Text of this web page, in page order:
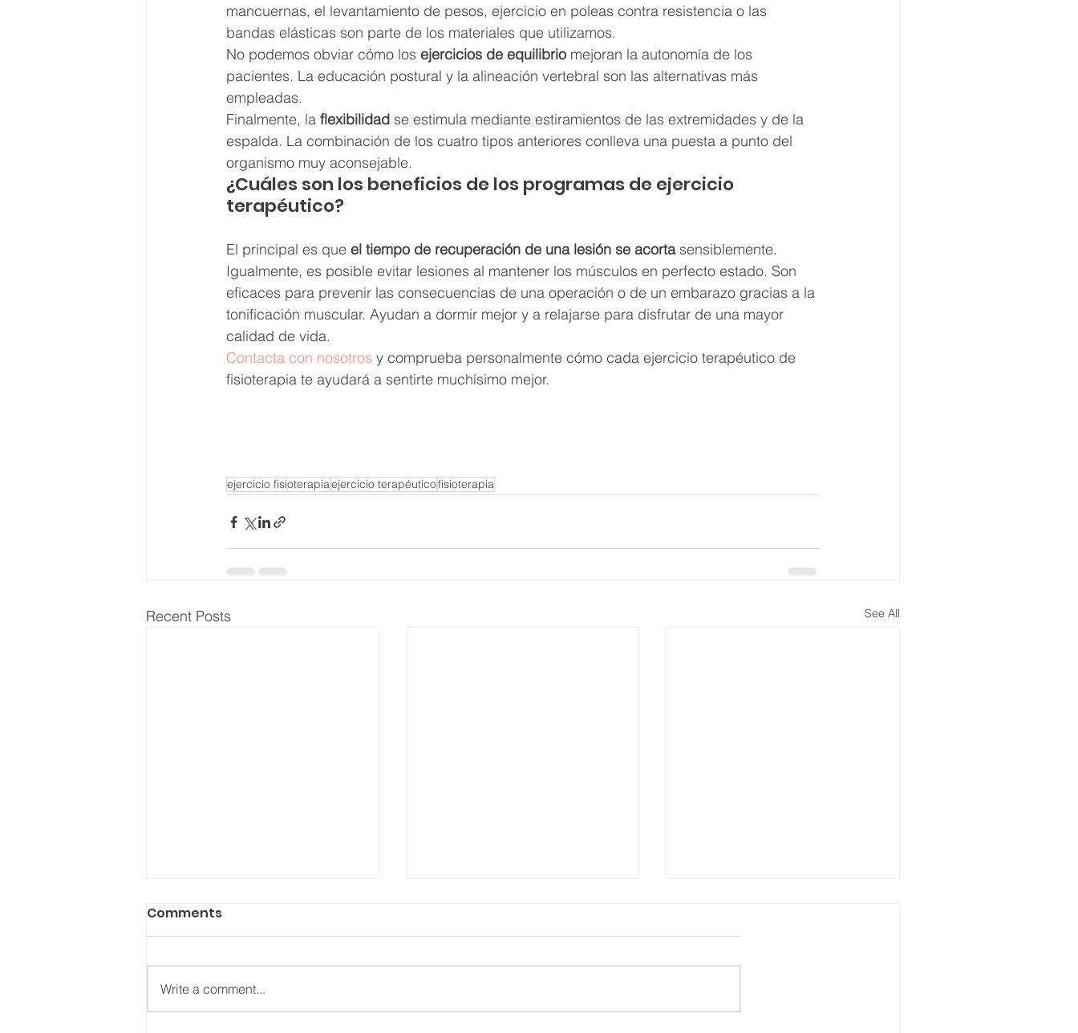
mancuernas, el levantamiento de pesos, ejercicio en poleas contra resistencia o las
bandas elásticas son parte de los materiales que utilizamos.
No podemos obviar cómo los ejercicios de equilibrio mejoran la autonomía de los
pacientes. La educación postural y la alineación vertebral son las alternativas más
empleadas.
Finalmente, la flexibilidad se estimula mediante estiramientos de las extremidades y de la
espalda. La combinación de los cuatro tipos anteriores conlleva una puesta a punto del
organismo muy aconsejable.
​¿Cuáles son los beneficios de los programas de ejercicio
terapéutico?
El principal es que el tiempo de recuperación de una lesión se acorta sensiblemente.
Igualmente, es posible evitar lesiones al mantener los músculos en perfecto estado. Son
eficaces para prevenir las consecuencias de una operación o de un embarazo gracias a la
tonificación muscular. Ayudan a dormir mejor y a relajarse para disfrutar de una mayor
calidad de vida.
Contacta con nosotros y comprueba personalmente cómo cada ejercicio terapéutico de
fisioterapia te ayudará a sentirte muchísimo mejor.
ejercicio fisioterapiaejercicio terapéuticofisioterapia
Recent Posts See All
Comments
Write a comment...